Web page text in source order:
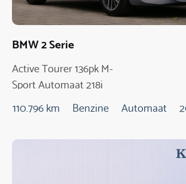
BMW 2 Serie
Active Tourer 136pk M-
Sport Automaat 218i
110.796 km Benzine Automaat